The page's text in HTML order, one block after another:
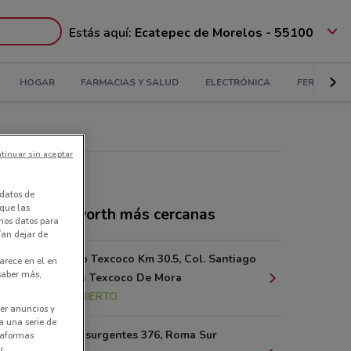
Estás aquí: Ecatepec de Morelos - 55100
HOGAR FARMACIAS Y SALUD ELECTRÓNICA
Woolworth más cercanas
Carr. México Texcoco Km 30.5, Col. Santiago
Cuautlalpan Texcoco De Mora
ABIERTO
Av. de los Insurgentes 376, Roma Sur
de
las
datos para
dejar de
en el en
más,
anuncios y
una serie de
sin aceptar